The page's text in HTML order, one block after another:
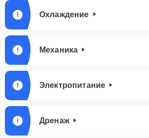
Охлаждение
Механика
Электропитание
Дренаж